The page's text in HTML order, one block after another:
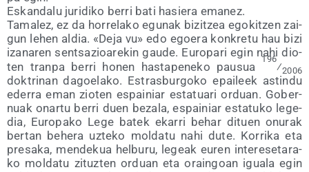
Eskan­da­lu juri­di­ko berri bati hasie­ra emanez.
Tama­lez, ez da horre­la­ko egu­nak bizitzea ego­kitzen zai­
gun lehen aldia. «Deja vu» edo egoe­ra kon­kre­tu hau bizi
iza­na­ren sen­tsa­zioa­re­kin gau­de. Euro­pa­ri egin nahi dio­
ten tran­pa berri honen has­ta­pe­ne­ko pau­sua
196
⁄2006
dok­tri­nan dagoe­la­ko. Estras­bur­go­ko epai­leek astin­du
ede­rra eman zio­ten espai­niar esta­tua­ri orduan. Gober­
nuak onar­tu berri duen beza­la, espai­niar esta­tu­ko lege­
dia, Euro­pa­ko Lege batek eka­rri behar dituen onu­rak
ber­tan behe­ra uzte­ko mol­da­tu nahi dute. Korri­ka eta
pre­sa­ka, men­de­kua hel­bu­ru, legeak euren intere­se­ta­ra­
ko mol­da­tu zituz­ten orduan eta orain­goan igua­la egin